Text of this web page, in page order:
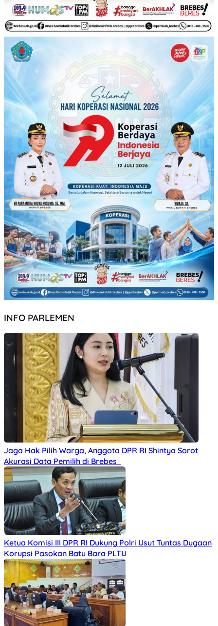
INFO PARLEMEN
Jaga Hak Pilih Warga, Anggota DPR RI Shintya Sorot
Akurasi Data Pemilih di Brebes
Ketua Komisi III DPR RI Dukung Polri Usut Tuntas Dugaan
Korupsi Pasokan Batu Bara PLTU